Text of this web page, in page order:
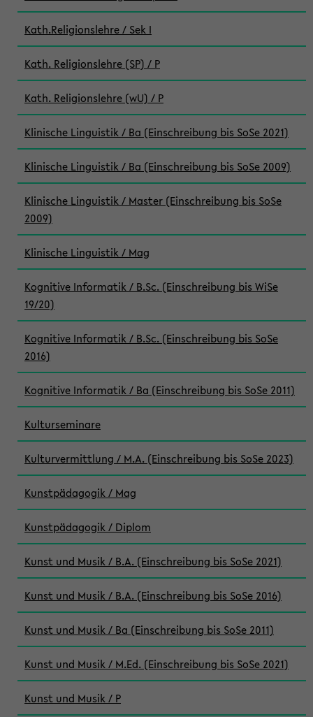
Kath.Religionslehre / Sek I
Kath. Religionslehre (SP) / P
Kath. Religionslehre (wU) / P
Klinische Linguistik / Ba (Einschreibung bis SoSe 2021)
Klinische Linguistik / Ba (Einschreibung bis SoSe 2009)
Klinische Linguistik / Master (Einschreibung bis SoSe
2009)
Klinische Linguistik / Mag
Kognitive Informatik / B.Sc. (Einschreibung bis WiSe
19/20)
Kognitive Informatik / B.Sc. (Einschreibung bis SoSe
2016)
Kognitive Informatik / Ba (Einschreibung bis SoSe 2011)
Kulturseminare
Kulturvermittlung / M.A. (Einschreibung bis SoSe 2023)
Kunstpädagogik / Mag
Kunstpädagogik / Diplom
Kunst und Musik / B.A. (Einschreibung bis SoSe 2021)
Kunst und Musik / B.A. (Einschreibung bis SoSe 2016)
Kunst und Musik / Ba (Einschreibung bis SoSe 2011)
Kunst und Musik / M.Ed. (Einschreibung bis SoSe 2021)
Kunst und Musik / P